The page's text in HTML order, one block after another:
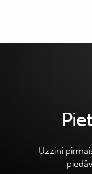
Uzzini